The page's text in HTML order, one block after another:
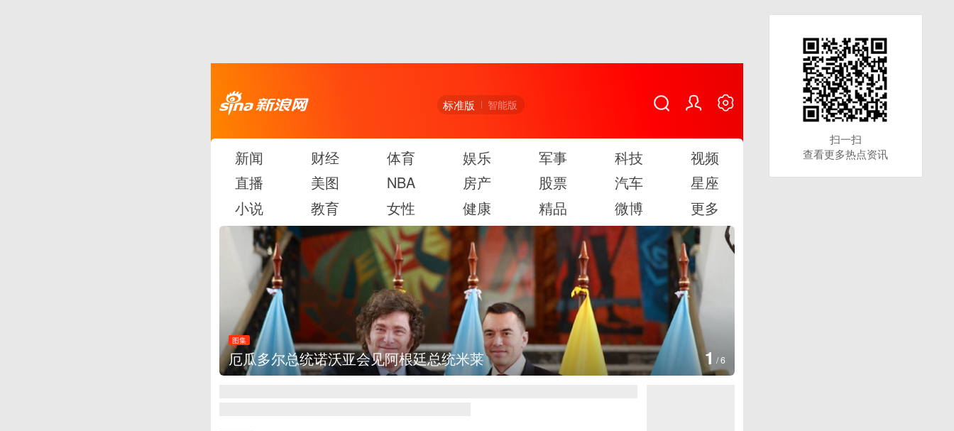
标准版 智能版
新闻 财经 体育 娱乐 军事 科技
视频
直播
美图 NBA 房产 股票 汽车
星座
小说
教育 女性 健康 精品 微博 更多
图集
厄瓜多尔总统诺沃亚会见阿根廷总统米莱 1 /6
扫一扫
查看更多热点资讯
扫一扫
查看更多热点资讯